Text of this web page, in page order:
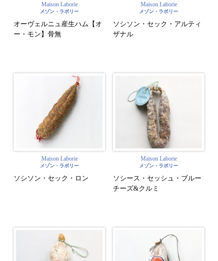
Maison Laborie
メゾン・ラボリー
オーヴェルニュ産生ハム【オ
ー・モン】骨無
Maison Laborie
メゾン・ラボリー
ソシソン・セック・アルティ
ザナル
Maison Laborie
メゾン・ラボリー
ソシソン・セック・ロン
Maison Laborie
メゾン・ラボリー
ソシース・セッシュ・ブルー
チーズ&クルミ